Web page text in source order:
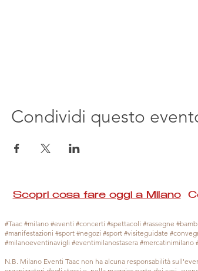
Condividi questo
Scopri cosa fare oggi a Milano
#Taac #milano #eventi #concerti #spettacoli #rassegne
#manifestazioni #sport #negozi #sport #visiteguidate
#milanoeventinavigli #eventimilanostasera #mercatinimilano
N.B. Milano Eventi Taac non ha alcuna responsabilità